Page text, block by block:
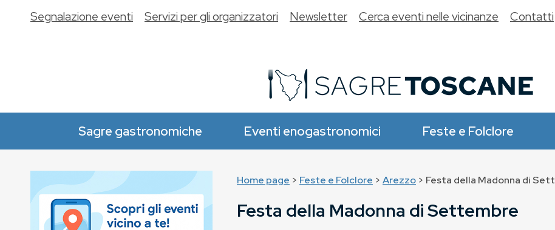
Sagre gastronomiche Eventi enogastronomici Feste e Folclore
Segnalazione eventi Servizi per gli organizzatori Newsletter Cerca eventi nelle vicinanze Contatti
Home page > Feste e Folclore > Arezzo > Festa della Madonna di
Festa della Madonna di Settembre